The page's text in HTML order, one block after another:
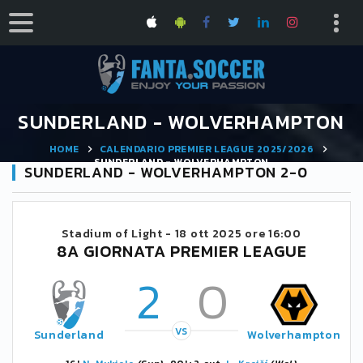
SUNDERLAND - WOLVERHAMPTON
HOME
CALENDARIO PREMIER LEAGUE 2025/2026
SUNDERLAND - WOLVERHAMPTON
SUNDERLAND - WOLVERHAMPTON 2-0
Stadium of Light - 18 ott 2025 ore 16:00
8A GIORNATA PREMIER LEAGUE
Sunderland 2 0
VS Wolverhampton